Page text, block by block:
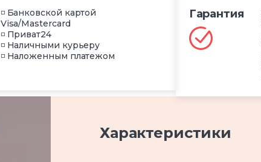
◽ Банковской картой
Visa/Mastercard
◽ Приват24
◽ Наличными курьеру
◽ Наложенным платежом
Гарантия
Характеристики